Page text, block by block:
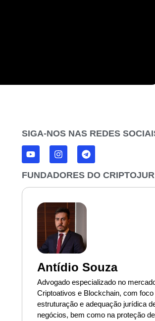
SIGA-NOS NAS REDES
FUNDADORES DO CRIPTOJUR
Antídio Souza
Advogado especializado no
Criptoativos e Blockchain, com foco
estruturação e adequação jurídica
negócios, bem como na proteção de